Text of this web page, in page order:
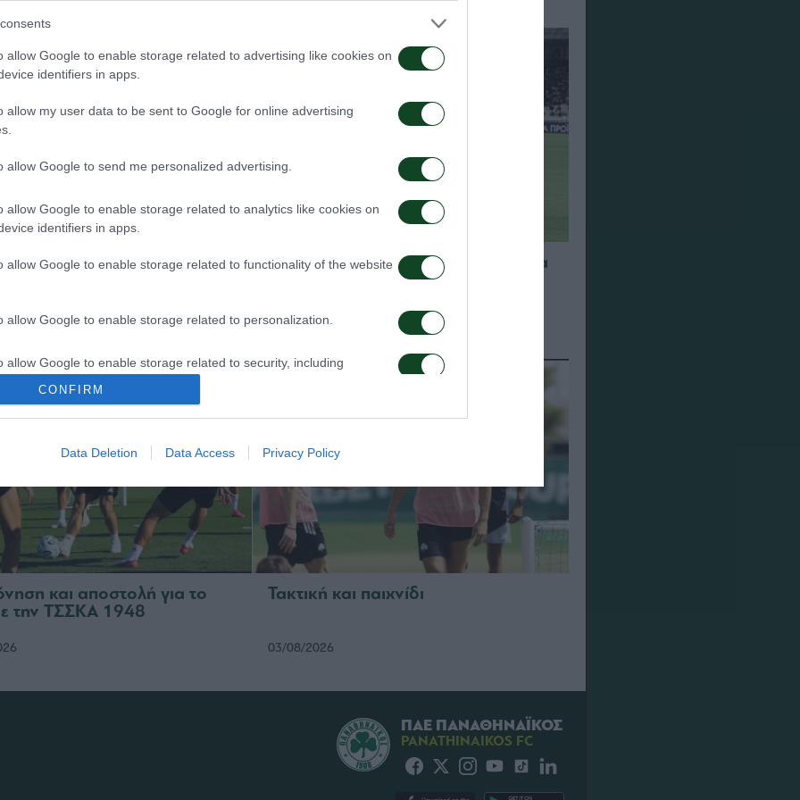
allow Google to enable storage related to advertising like cookies on
identifiers in apps.
allow my user data to be sent to Google for online advertising
allow Google to send me personalized advertising.
allow Google to enable storage related to analytics like cookies on
identifiers in apps.
allow Google to enable storage related to functionality of the website
allow Google to enable storage related to personalization.
allow Google to enable storage related to security, including
CONFIRM
Data Deletion Data Access Privacy Policy
πρόκριση στη Σόφια
Η ευρωπαϊκή λίστα για τα παιχνίδια
με την ΤΣΣΚΑ 1948
05/08/2026
και αποστολή για το
την ΤΣΣΚΑ 1948
Τακτική και παιχνίδι
03/08/2026
ΠΑΕ ΠΑΝΑΘΗΝΑΪΚΟΣ
PANATHINAIKOS FC